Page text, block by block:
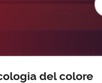
del colore